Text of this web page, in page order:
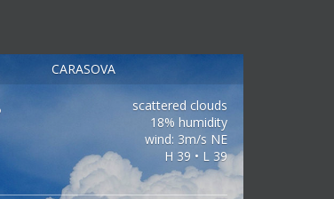
CARASOVA
scattered clouds
18% humidity
wind: 3m/s NE
H 39 • L 39